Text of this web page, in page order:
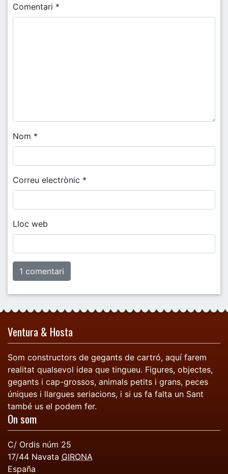
Comentari *
Nom *
Correu electrònic *
Lloc web
Ventura & Hosta
Som constructors de gegants de cartró, aquí farem
realitat qualsevol idea que tingueu. Figures, objectes,
gegants i cap-grossos, animals petits i grans, peces
úniques i llargues seriacions, i si us fa falta un Sant
també us el podem fer.
On som
C/ Ordis núm 25
17/44 Navata GIRONA
España